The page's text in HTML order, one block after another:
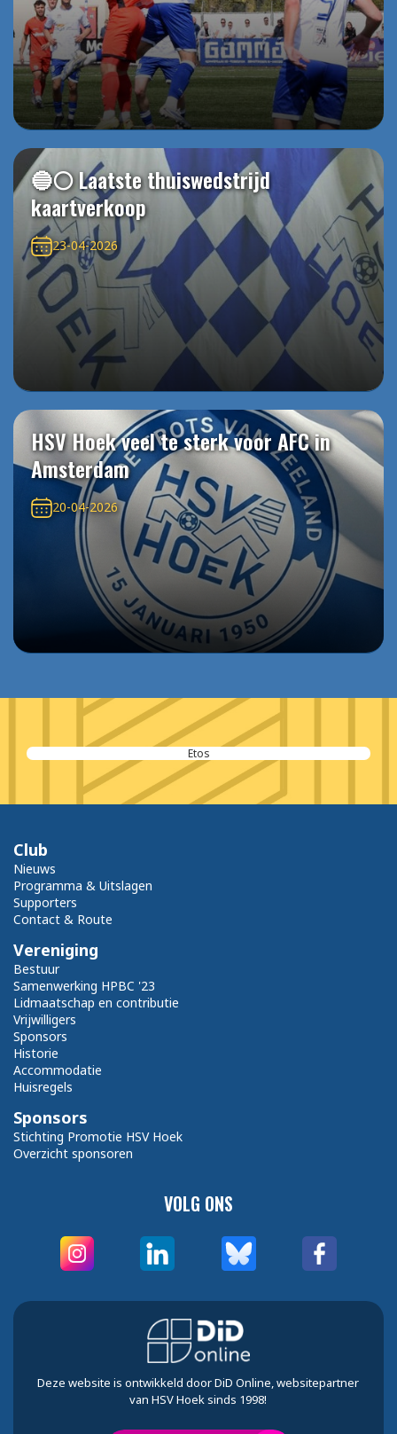
🔵⚪️ Laatste thuiswedstrijd
kaartverkoop
23-04-2026
HSV Hoek veel te sterk voor AFC in
Amsterdam
20-04-2026
Etos
VOLG ONS
Club
Nieuws
Programma & Uitslagen
Supporters
Contact & Route
Vereniging
Bestuur
Samenwerking HPBC '23
Lidmaatschap en contributie
Vrijwilligers
Sponsors
Historie
Accommodatie
Huisregels
Sponsors
Stichting Promotie HSV Hoek
Overzicht sponsoren
Deze website is ontwikkeld door DiD Online, websitepartner
van HSV Hoek sinds 1998!